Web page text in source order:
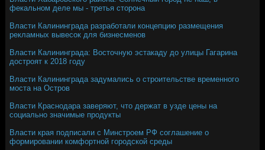
фекальном деле мы - третья сторона
Власти Калининграда разработали концепцию размещения
рекламных вывесок для бизнесменов
Власти Калининграда: Восточную эстакаду до улицы Гагарина
достроят к 2018 году
Власти Калининграда задумались о строительстве временного
моста на Остров
Власти Краснодара заверяют, что держат в узде цены на
социально значимые продукты
Власти края подписали с Минстроем РФ соглашение о
формировании комфортной городской среды